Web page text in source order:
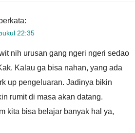
berkata:
22:35
nih urusan gang ngeri ngeri sedao
Kalau ga bisa nahan, yang ada
up pengeluaran. Jadinya bikin
rumit di masa akan datang.
kita bisa belajar banyak hal ya,